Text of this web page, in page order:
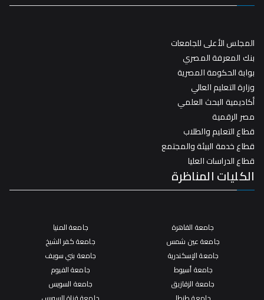
المجلس الأعلى للجامعات
بنك المعرفة المصري
بوابة الحكومة المصرية
وزارة التعليم العالي
أكاديمية البحث العلمي
مصر الرقمية
قطاع التعليم والطلاب
قطاع خدمة البيئة والمجتمع
قطاع الدراسات العليا
الكليات المناظرة
جامعة القاهرة
جامعة عين شمس
جامعة الإسكندرية
جامعة أسيوط
جامعة الزقازيق
جامعة المنيا
جامعة كفر الشيخ
جامعة بني سويف
جامعة الفيوم
جامعة السويس